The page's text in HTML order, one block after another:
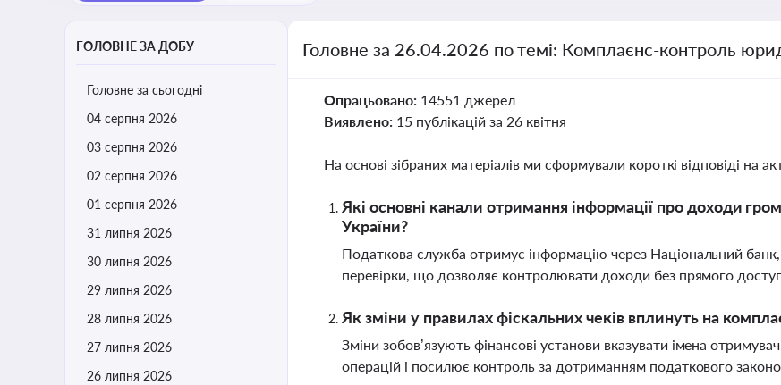
ГОЛОВНЕ ЗА ДОБУ
Головне за сьогодні
04 серпня 2026
03 серпня 2026
02 серпня 2026
01 серпня 2026
31 липня 2026
30 липня 2026
29 липня 2026
28 липня 2026
27 липня 2026
26 липня 2026
Головне за 26.04.2026 по темі: Комплаєнс-контроль
Опрацьовано: 14551 джерел
Виявлено: 15 публікацій за 26 квітня
На основі зібраних матеріалів ми сформували короткі відповіді на
Які основні канали отримання інформації про доходи
України?
Податкова служба отримує інформацію через Національний банк,
перевірки, що дозволяє контролювати доходи без прямого
Як зміни у правилах фіскальних чеків вплинуть на
Зміни зобов’язують фінансові установи вказувати імена
операцій і посилює контроль за дотриманням податкового